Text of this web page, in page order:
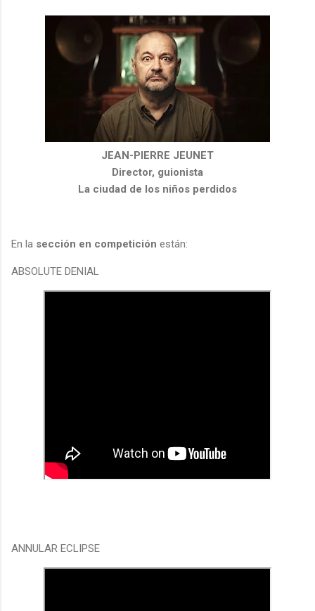
JEAN-PIERRE JEUNET
Director, guionista
La ciudad de los niños perdidos
En la sección en competición están:
ABSOLUTE DENIAL
ANNULAR ECLIPSE